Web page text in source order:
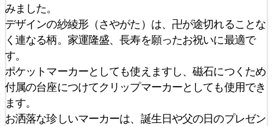
みました。
デザインの紗綾形（さやがた）は、卍が途切れることな
く連なる柄。家運隆盛、長寿を願ったお祝いに最適で
す。
ポケットマーカーとしても使えますし、磁石につくため
付属の台座につけてクリップマーカーとしても使用でき
ます。
お洒落な珍しいマーカーは、誕生日や父の日のプレゼン